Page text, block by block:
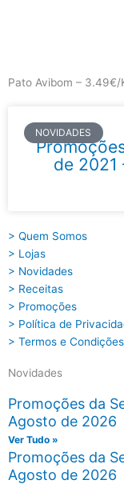
Pato Avibom – 3.49€/
NOVIDADES
de 2021
> Quem Somos
> Lojas
> Novidades
> Receitas
> Promoções
> Política de
> Termos e Condições
Novidades
Promoções da
Agosto de 2026
Ver Tudo »
Promoções da
Agosto de 2026